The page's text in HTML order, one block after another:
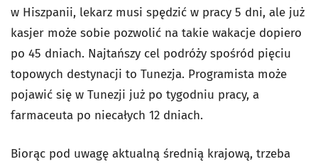
w Hiszpanii, lekarz musi spędzić w pracy 5 dni, ale już
kasjer może sobie pozwolić na takie wakacje dopiero
po 45 dniach. Najtańszy cel podróży spośród pięciu
topowych destynacji to Tunezja. Programista może
pojawić się w Tunezji już po tygodniu pracy, a
farmaceuta po niecałych 12 dniach.
Biorąc pod uwagę aktualną średnią krajową, trzeba